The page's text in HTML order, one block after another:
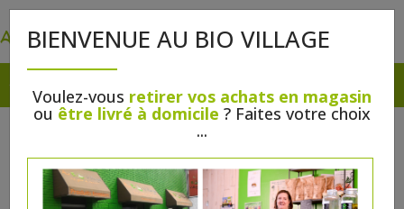
BIENVENUE AU BIO VILLAGE
Voulez-vous retirer vos achats en magasin
ou être livré à domicile ? Faites votre choix
...